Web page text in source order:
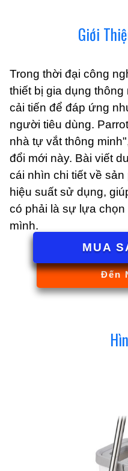
Giới
Trong thời đại công
thiết bị gia dụng
cải tiến để đáp ứng
người tiêu dùng.
nhà tự vắt thông
đổi mới này. Bài viết
cái nhìn chi tiết về
hiệu suất sử dụng,
có phải là sự lựa
mình.
Đến
MUA